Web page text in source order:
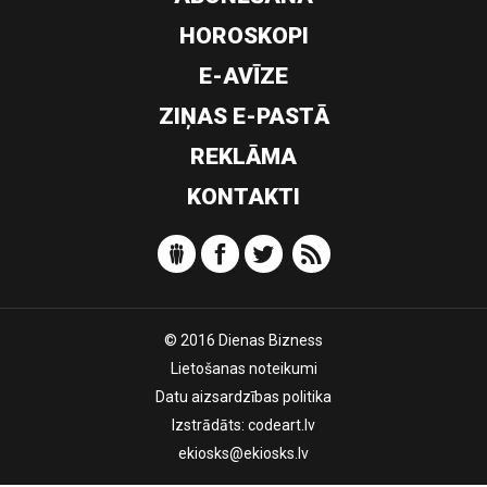
HOROSKOPI
E-AVĪZE
ZIŅAS E-PASTĀ
REKLĀMA
KONTAKTI
© 2016 Dienas Bizness
Lietošanas noteikumi
Datu aizsardzības politika
Izstrādāts: codeart.lv
ekiosks@ekiosks.lv